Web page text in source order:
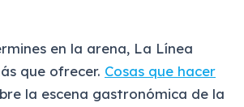
en la arena, La Línea
que ofrecer. Cosas que hacer
la escena gastronómica de la